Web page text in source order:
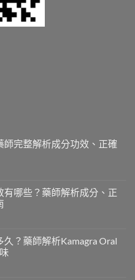
完整解析成分功效、正確
哪些？藥師解析成分、正
？藥師解析Kamagra Oral